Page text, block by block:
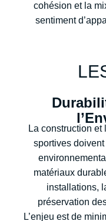
cohésion et la
sentiment
La construction et
sportives
matériaux
installations,
préservation
L’enjeu est de